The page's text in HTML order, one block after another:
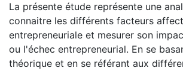
La présente étude représente une
connaitre les différents facteurs
entrepreneuriale et mesurer son
ou l'échec entrepreneurial. En se
théorique et en se référant aux